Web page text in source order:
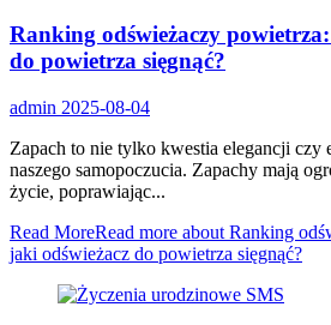
Ranking odświeżaczy
do powietrza sięgnąć?
admin 2025-08-04
Zapach to nie tylko kwestia elegancji czy
naszego samopoczucia. Zapachy mają
życie, poprawiając...
Read MoreRead more about Ranking
jaki odświeżacz do powietrza sięgnąć?